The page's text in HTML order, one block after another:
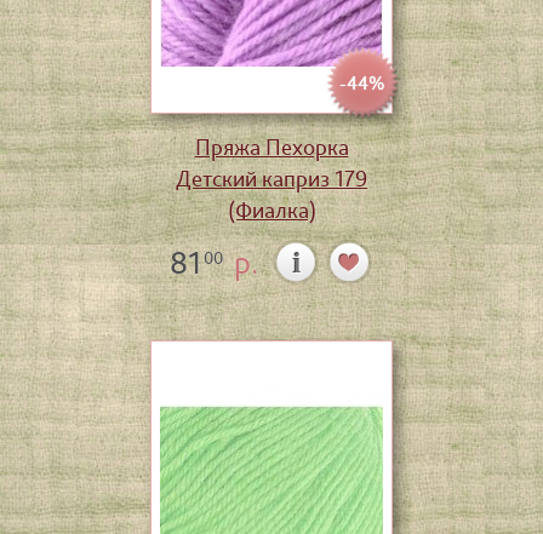
-44%
Пряжа Пехорка
Детский каприз 179
(Фиалка)
8100р.